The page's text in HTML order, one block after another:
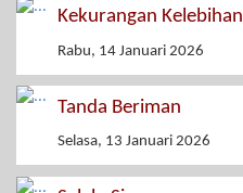
Kekurangan Kelebihan
Rabu, 14 Januari 2026
Tanda Beriman
Selasa, 13 Januari 2026